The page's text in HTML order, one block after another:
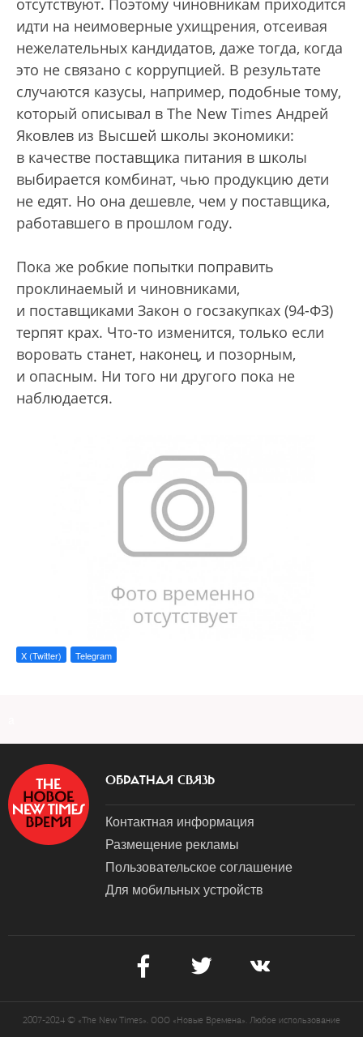
отсутствуют. Поэтому чиновникам приходится
идти на неимоверные ухищрения, отсеивая
нежелательных кандидатов, даже тогда, когда
это не связано с коррупцией. В результате
случаются казусы, например, подобные тому,
который описывал в The New Times Андрей
Яковлев из Высшей школы экономики:
в качестве поставщика питания в школы
выбирается комбинат, чью продукцию дети
не едят. Но она дешевле, чем у поставщика,
работавшего в прошлом году.
Пока же робкие попытки поправить
проклинаемый и чиновниками,
и поставщиками Закон о госзакупках (94-ФЗ)
терпят крах. Что-то изменится, только если
воровать станет, наконец, и позорным,
и опасным. Ни того ни другого пока не
наблюдается.
X (Twitter) Telegram
ОБРАТНАЯ СВЯЗЬ
Контактная информация
Размещение рекламы
Пользовательское соглашение
Для мобильных устройств
2007-2024 © «The New Times». ООО «Новые Времена». Любое использование